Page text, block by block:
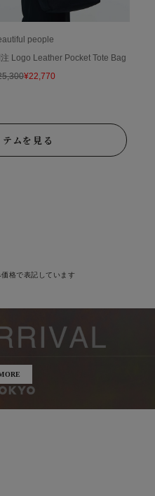
people
Logo Leather Pocket Tote Bag
¥22,770
ムを見る
格で表記しています